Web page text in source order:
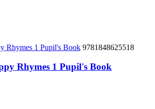
9781848625518
Rhymes 1 Pupil's Book